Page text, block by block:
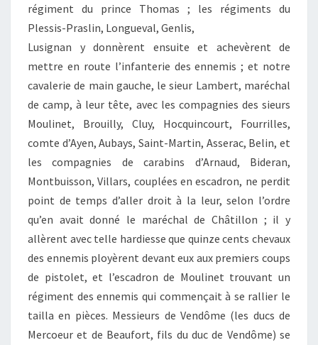
régiment du prince Thomas ; les régiments du
Plessis-Praslin, Longueval, Genlis,
Lusignan y donnèrent ensuite et achevèrent de
mettre en route l’infanterie des ennemis ; et notre
cavalerie de main gauche, le sieur Lambert, maréchal
de camp, à leur tête, avec les compagnies des sieurs
Moulinet, Brouilly, Cluy, Hocquincourt, Fourrilles,
comte d’Ayen, Aubays, Saint-Martin, Asserac, Belin, et
les compagnies de carabins d’Arnaud, Bideran,
Montbuisson, Villars, couplées en escadron, ne perdit
point de temps d’aller droit à la leur, selon l’ordre
qu’en avait donné le maréchal de Châtillon ; il y
allèrent avec telle hardiesse que quinze cents chevaux
des ennemis ployèrent devant eux aux premiers coups
de pistolet, et l’escadron de Moulinet trouvant un
régiment des ennemis qui commençait à se rallier le
tailla en pièces. Messieurs de Vendôme (les ducs de
Mercoeur et de Beaufort, fils du duc de Vendôme) se